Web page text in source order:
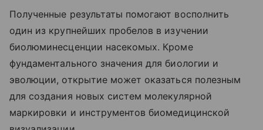
Полученные результаты помогают восполнить
один из крупнейших пробелов в изучении
биолюминесценции насекомых. Кроме
фундаментального значения для биологии и
эволюции, открытие может оказаться полезным
для создания новых систем молекулярной
маркировки и инструментов биомедицинской